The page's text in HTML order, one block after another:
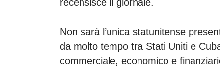
recensisce il giornale.
Non sarà l’unica statunitense
da molto tempo tra Stati Uniti e
commerciale, economico e